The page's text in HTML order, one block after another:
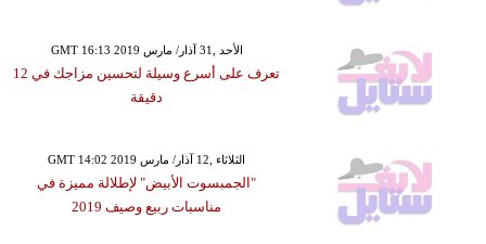
GMT 16:13 2019 الأحد ,31 آذار/ مارس
تعرف على أسرع وسيلة لتحسين مزاجك في 12
دقيقة
GMT 14:02 2019 الثلاثاء ,12 آذار/ مارس
"الجمبسوت الأبيض" لإطلالة مميزة في
مناسبات ربيع وصيف 2019